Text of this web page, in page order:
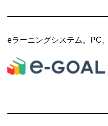
eラーニングシステム。PC